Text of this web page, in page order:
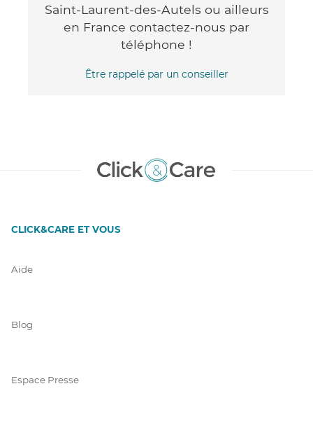
Saint-Laurent-des-Autels ou ailleurs
en France contactez-nous par
téléphone !
Être rappelé par un conseiller
CLICK&CARE ET VOUS
Aide
Blog
Espace Presse